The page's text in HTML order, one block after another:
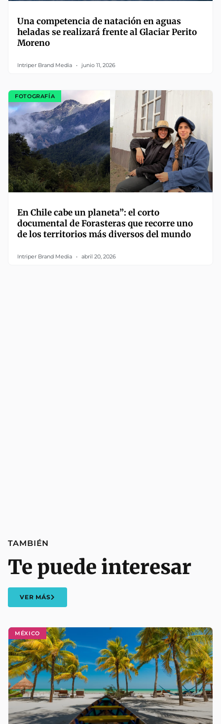
Una competencia de natación en aguas
heladas se realizará frente al Glaciar Perito
Moreno
Intriper Brand Media junio 11, 2026
FOTOGRAFÍA
En Chile cabe un planeta”: el corto
documental de Forasteras que recorre uno
de los territorios más diversos del mundo
Intriper Brand Media abril 20, 2026
MÉXICO
TAMBIÉN
Te puede interesar
VER MÁS